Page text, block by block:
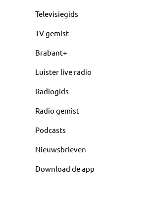
Televisiegids
TV gemist
Brabant+
Luister live radio
Radiogids
Radio gemist
Podcasts
Nieuwsbrieven
Download de app